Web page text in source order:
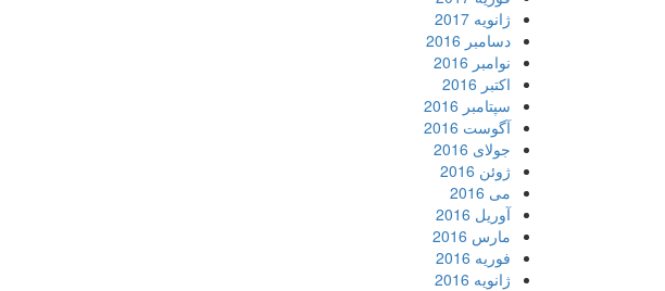
ژانویه 2017
دسامبر 2016
نوامبر 2016
اکتبر 2016
سپتامبر 2016
آگوست 2016
جولای 2016
ژوئن 2016
می 2016
آوریل 2016
مارس 2016
فوریه 2016
ژانویه 2016